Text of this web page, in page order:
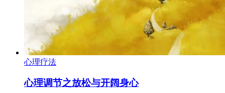
心理疗法
心理调节之放松与开阔身心